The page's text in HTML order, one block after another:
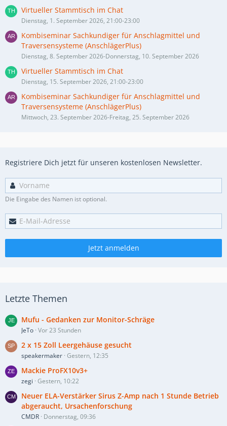
Virtueller Stammtisch im Chat
Dienstag, 1. September 2026, 21:00-23:00
Kombiseminar Sachkundiger für Anschlagmittel und
Traversensysteme (AnschlägerPlus)
Dienstag, 8. September 2026-Donnerstag, 10. September 2026
Virtueller Stammtisch im Chat
Dienstag, 15. September 2026, 21:00-23:00
Kombiseminar Sachkundiger für Anschlagmittel und
Traversensysteme (AnschlägerPlus)
Mittwoch, 23. September 2026-Freitag, 25. September 2026
Registriere Dich jetzt für unseren kostenlosen Newsletter.
Die Eingabe des Namen ist optional.
Jetzt anmelden
Letzte Themen
Mufu - Gedanken zur Monitor-Schräge
JeTo Vor 23 Stunden
2 x 15 Zoll Leergehäuse gesucht
speakermaker Gestern, 12:35
Mackie ProFX10v3+
zegi Gestern, 10:22
Neuer ELA-Verstärker Sirus Z-Amp nach 1 Stunde Betrieb
abgeraucht, Ursachenforschung
CMDR Donnerstag, 09:36